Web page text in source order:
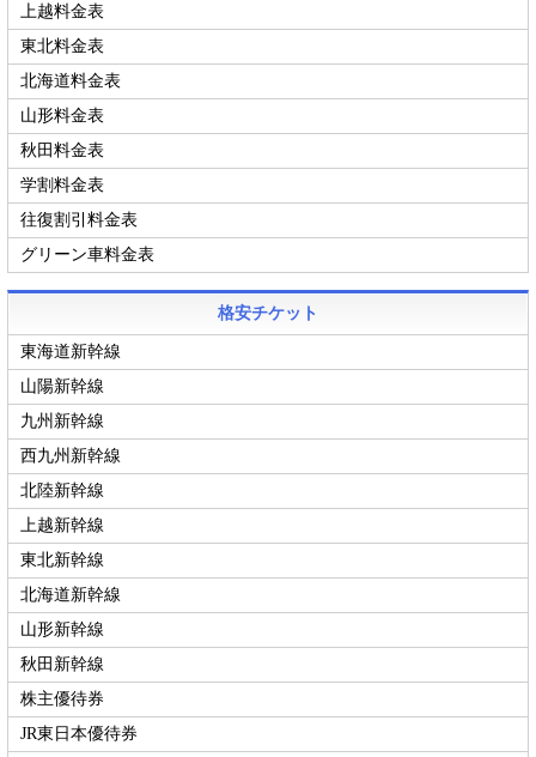
上越料金表
東北料金表
北海道料金表
山形料金表
秋田料金表
学割料金表
往復割引料金表
グリーン車料金表
格安チケット
東海道新幹線
山陽新幹線
九州新幹線
西九州新幹線
北陸新幹線
上越新幹線
東北新幹線
北海道新幹線
山形新幹線
秋田新幹線
株主優待券
JR東日本優待券